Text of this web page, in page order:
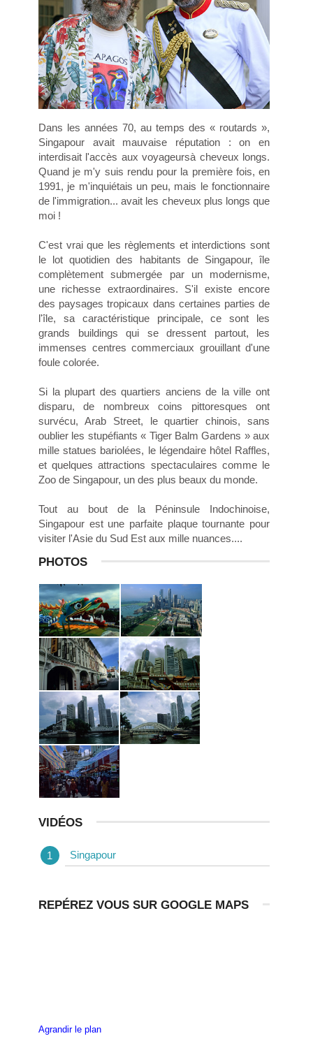
Dans les années 70, au temps des « routards »,
Singapour avait mauvaise réputation : on en
interdisait l'accès aux voyageursà cheveux longs.
Quand je m'y suis rendu pour la première fois, en
1991, je m'inquiétais un peu, mais le fonctionnaire
de l'immigration... avait les cheveux plus longs que
moi !
C'est vrai que les règlements et interdictions sont
le lot quotidien des habitants de Singapour, île
complètement submergée par un modernisme,
une richesse extraordinaires. S'il existe encore
des paysages tropicaux dans certaines parties de
l'île, sa caractéristique principale, ce sont les
grands buildings qui se dressent partout, les
immenses centres commerciaux grouillant d'une
foule colorée.
Si la plupart des quartiers anciens de la ville ont
disparu, de nombreux coins pittoresques ont
survécu, Arab Street, le quartier chinois, sans
oublier les stupéfiants « Tiger Balm Gardens » aux
mille statues bariolées, le légendaire hôtel Raffles,
et quelques attractions spectaculaires comme le
Zoo de Singapour, un des plus beaux du monde.
Tout au bout de la Péninsule Indochinoise,
Singapour est une parfaite plaque tournante pour
visiter l'Asie du Sud Est aux mille nuances....
PHOTOS
VIDÉOS
Singapour
REPÉREZ VOUS SUR GOOGLE MAPS
Agrandir le plan